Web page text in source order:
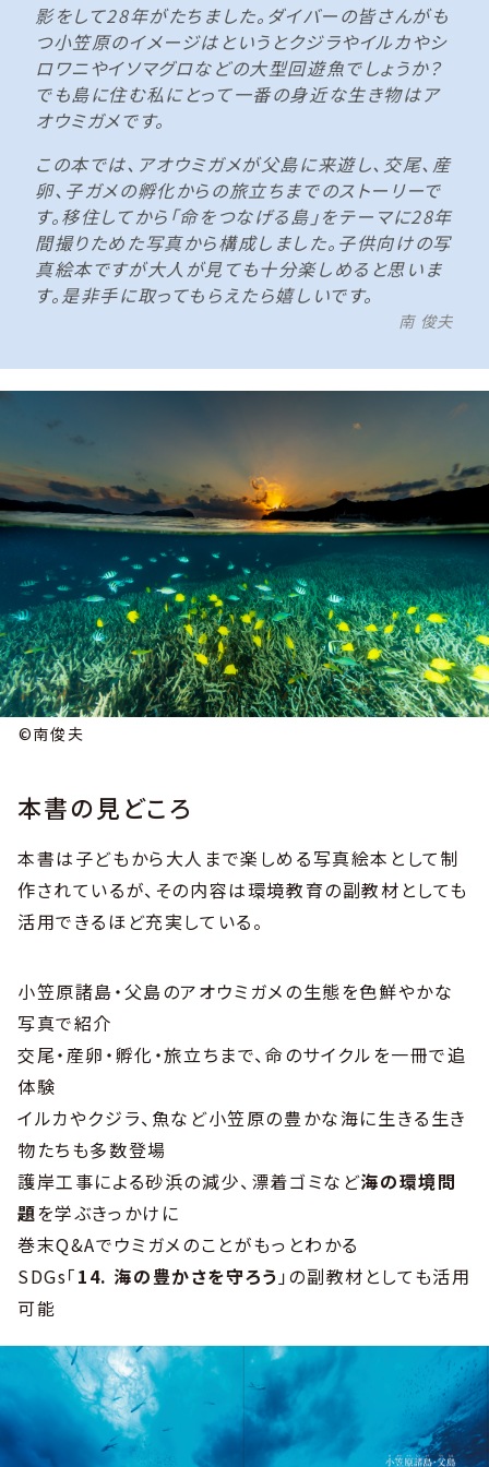
影をして28年がたちました。ダイバーの皆さんがも
つ小笠原のイメージはというとクジラやイルカやシ
ロワニやイソマグロなどの大型回遊魚でしょうか？
でも島に住む私にとって一番の身近な生き物はア
オウミガメです。
この本では、アオウミガメが父島に来遊し、交尾、産
卵、子ガメの孵化からの旅立ちまでのストーリーで
す。移住してから「命をつなげる島」をテーマに28年
間撮りためた写真から構成しました。子供向けの写
真絵本ですが大人が見ても十分楽しめると思いま
す。是非手に取ってもらえたら嬉しいです。
南 俊夫
©南俊夫
本書の見どころ
本書は子どもから大人まで楽しめる写真絵本として制
作されているが、その内容は環境教育の副教材としても
活用できるほど充実している。
小笠原諸島・父島のアオウミガメの生態を色鮮やかな
写真で紹介
交尾・産卵・孵化・旅立ちまで、命のサイクルを一冊で追
体験
イルカやクジラ、魚など小笠原の豊かな海に生きる生き
物たちも多数登場
護岸工事による砂浜の減少、漂着ゴミなど海の環境問
題を学ぶきっかけに
巻末Q&Aでウミガメのことがもっとわかる
SDGs「14. 海の豊かさを守ろう 」の副教材としても活用
可能